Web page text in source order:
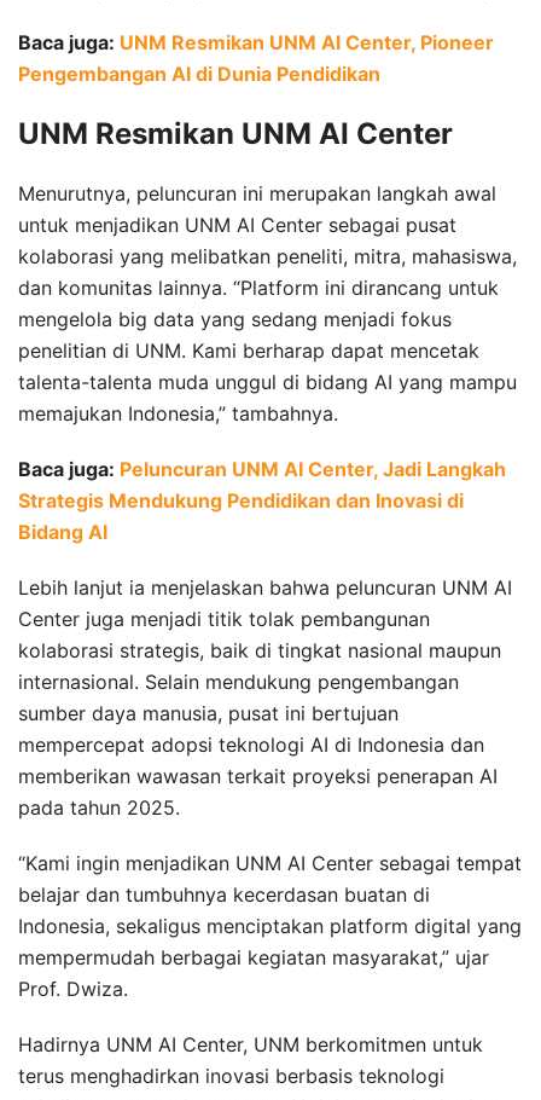
Baca juga: UNM Resmikan UNM AI Center, Pioneer
Pengembangan AI di Dunia Pendidikan
UNM Resmikan UNM AI Center
Menurutnya, peluncuran ini merupakan langkah awal
untuk menjadikan UNM AI Center sebagai pusat
kolaborasi yang melibatkan peneliti, mitra, mahasiswa,
dan komunitas lainnya. “Platform ini dirancang untuk
mengelola big data yang sedang menjadi fokus
penelitian di UNM. Kami berharap dapat mencetak
talenta-talenta muda unggul di bidang AI yang mampu
memajukan Indonesia,” tambahnya.
Baca juga: Peluncuran UNM AI Center, Jadi Langkah
Strategis Mendukung Pendidikan dan Inovasi di
Bidang AI
Lebih lanjut ia menjelaskan bahwa peluncuran UNM AI
Center juga menjadi titik tolak pembangunan
kolaborasi strategis, baik di tingkat nasional maupun
internasional. Selain mendukung pengembangan
sumber daya manusia, pusat ini bertujuan
mempercepat adopsi teknologi AI di Indonesia dan
memberikan wawasan terkait proyeksi penerapan AI
pada tahun 2025.
“Kami ingin menjadikan UNM AI Center sebagai tempat
belajar dan tumbuhnya kecerdasan buatan di
Indonesia, sekaligus menciptakan platform digital yang
mempermudah berbagai kegiatan masyarakat,” ujar
Prof. Dwiza.
Hadirnya UNM AI Center, UNM berkomitmen untuk
terus menghadirkan inovasi berbasis teknologi